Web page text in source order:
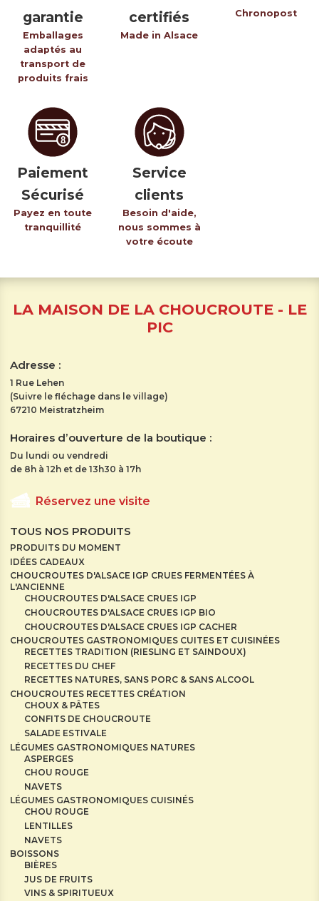
garantie
Emballages
adaptés au
transport de
produits frais
certifiés
Made in Alsace
Chronopost
Paiement
Sécurisé
Payez en toute
tranquillité
Service
clients
Besoin d'aide,
nous sommes à
votre écoute
LA MAISON DE LA CHOUCROUTE - LE
PIC
Adresse :
1 Rue Lehen
(Suivre le fléchage dans le village)
67210 Meistratzheim
Horaires d’ouverture de la boutique :
Du lundi ou vendredi
de 8h à 12h et de 13h30 à 17h
Réservez une visite
TOUS NOS PRODUITS
PRODUITS DU MOMENT
IDÉES CADEAUX
CHOUCROUTES D'ALSACE IGP CRUES FERMENTÉES À
L'ANCIENNE
CHOUCROUTES D'ALSACE CRUES IGP
CHOUCROUTES D'ALSACE CRUES IGP BIO
CHOUCROUTES D'ALSACE CRUES IGP CACHER
CHOUCROUTES GASTRONOMIQUES CUITES ET CUISINÉES
RECETTES TRADITION (RIESLING ET SAINDOUX)
RECETTES DU CHEF
RECETTES NATURES, SANS PORC & SANS ALCOOL
CHOUCROUTES RECETTES CRÉATION
CHOUX & PÂTES
CONFITS DE CHOUCROUTE
SALADE ESTIVALE
LÉGUMES GASTRONOMIQUES NATURES
ASPERGES
CHOU ROUGE
NAVETS
LÉGUMES GASTRONOMIQUES CUISINÉS
CHOU ROUGE
LENTILLES
NAVETS
BOISSONS
BIÈRES
JUS DE FRUITS
VINS & SPIRITUEUX